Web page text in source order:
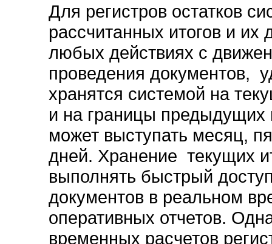
Для регистров остатков
рассчитанных итогов и
любых действиях с
проведения документов,
хранятся системой на
и на границы предыдущих
может выступать месяц,
дней. Хранение текущих
выполнять быстрый
документов в реальном
оперативных отчетов.
временных расчетов